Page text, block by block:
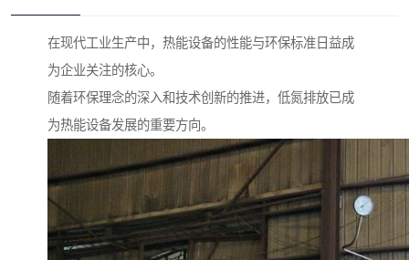
在现代工业生产中，热能设备的性能与环保标准日益成
为企业关注的核心。
随着环保理念的深入和技术创新的推进，低氮排放已成
为热能设备发展的重要方向。